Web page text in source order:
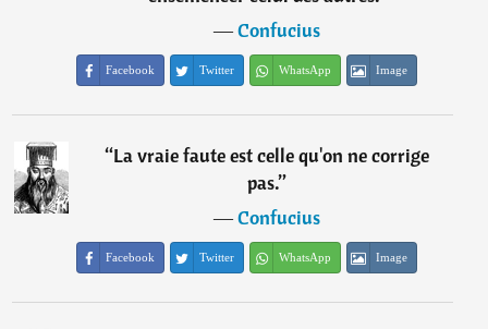
―Confucius
Facebook Twitter WhatsApp Image
“La vraie faute est celle qu'on ne corrige
pas.”
―Confucius
Facebook Twitter WhatsApp Image